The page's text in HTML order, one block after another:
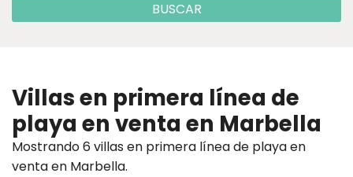
BUSCAR
Villas en primera línea de
playa en venta en Marbella
Mostrando 6 villas en primera línea de playa en
venta en Marbella.